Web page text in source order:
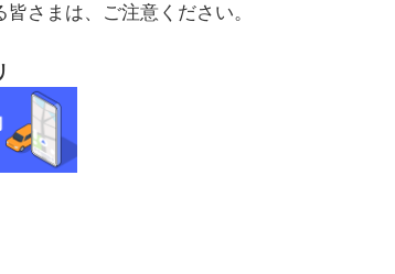
さまは、ご注意ください。